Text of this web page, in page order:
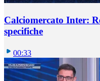
Calciomercato Inter:
specifiche
00:33